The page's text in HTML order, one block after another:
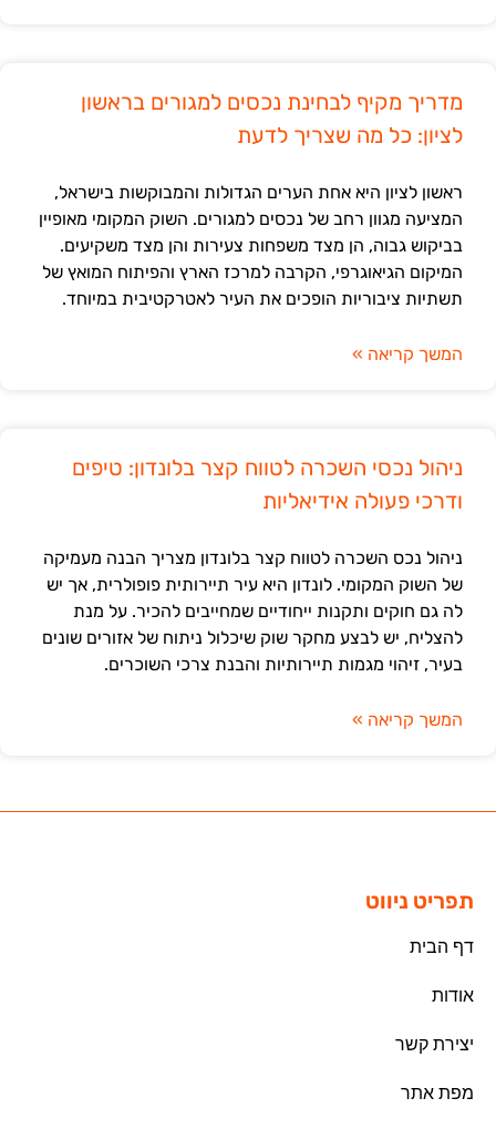
מדריך מקיף לבחינת נכסים למגורים בראשון
לציון: כל מה שצריך לדעת
ראשון לציון היא אחת הערים הגדולות והמבוקשות בישראל,
המציעה מגוון רחב של נכסים למגורים. השוק המקומי מאופיין
בביקוש גבוה, הן מצד משפחות צעירות והן מצד משקיעים.
המיקום הגיאוגרפי, הקרבה למרכז הארץ והפיתוח המואץ של
תשתיות ציבוריות הופכים את העיר לאטרקטיבית במיוחד.
המשך קריאה »
ניהול נכסי השכרה לטווח קצר בלונדון: טיפים
ודרכי פעולה אידיאליות
ניהול נכס השכרה לטווח קצר בלונדון מצריך הבנה מעמיקה
של השוק המקומי. לונדון היא עיר תיירותית פופולרית, אך יש
לה גם חוקים ותקנות ייחודיים שמחייבים להכיר. על מנת
להצליח, יש לבצע מחקר שוק שיכלול ניתוח של אזורים שונים
בעיר, זיהוי מגמות תיירותיות והבנת צרכי השוכרים.
המשך קריאה »
תפריט ניווט
דף הבית
אודות
יצירת קשר
מפת אתר